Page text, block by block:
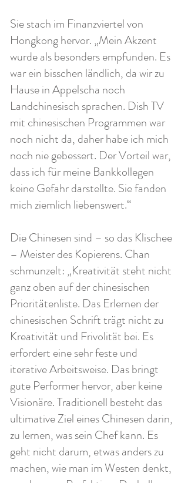
Sie stach im Finanzviertel von
Hongkong hervor. „Mein Akzent
wurde als besonders empfunden. Es
war ein bisschen ländlich, da wir zu
Hause in Appelscha noch
Landchinesisch sprachen. Dish TV
mit chinesischen Programmen war
noch nicht da, daher habe ich mich
noch nie gebessert. Der Vorteil war,
dass ich für meine Bankkollegen
keine Gefahr darstellte. Sie fanden
mich ziemlich liebenswert.“
Die Chinesen sind – so das Klischee
– Meister des Kopierens. Chan
schmunzelt: „Kreativität steht nicht
ganz oben auf der chinesischen
Prioritätenliste. Das Erlernen der
chinesischen Schrift trägt nicht zu
Kreativität und Frivolität bei. Es
erfordert eine sehr feste und
iterative Arbeitsweise. Das bringt
gute Performer hervor, aber keine
Visionäre. Traditionell besteht das
ultimative Ziel eines Chinesen darin,
zu lernen, was sein Chef kann. Es
geht nicht darum, etwas anders zu
machen, wie man im Westen denkt,